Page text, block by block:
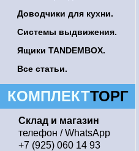
Доводчики для кухни.
Системы выдвижения.
Ящики TANDEMBOX.
Все статьи.
КОМПЛЕКТТОРГ
Склад и магазин
телефон / WhatsApp
+7 (925) 060 14 93